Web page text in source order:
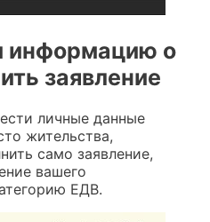
информацию о
заявление
личные данные
жительства,
само заявление,
вашего
ЕДВ.